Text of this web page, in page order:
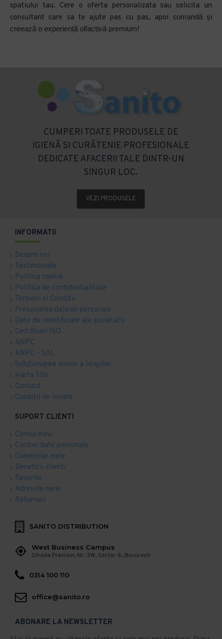
spatiului tau. Cere o oferta personalizata sau solicita un
consultant care sa te ajute pas cu pas, apoi comandă și
creează o experiență olfactivă premium!
CUMPERI TOATE PRODUSELE DE
IGIENĂ SI CURĂTENIE PROFESIONALE
DEDICATE AFACERII TALE DINTR-UN
SINGUR LOC.
VEZI PRODUSELE
INFORMATII
Despre noi
Testimoniale
Politica cookie
Politica de confidentialitate
Termeni si Conditii
Prelucrarea datelor personale
Date de identificare ale societatii
Certificari ISO
ANPC
ANPC - SAL
Solutionarea online a litigiilor
Harta Site
Contact
Conditii de livrare
SUPORT CLIENTI
Contul meu
Control date personale
Comenzile mele
Beneficii clienti
Favorite
Adresele mele
Returnari
SANITO DISTRIBUTION
West Business Campus
Strada Preciziei, Nr, 3W, Sector 6, Bucuresti
0314 100 110
office@sanito.ro
ABONARE LA NEWSLETTER